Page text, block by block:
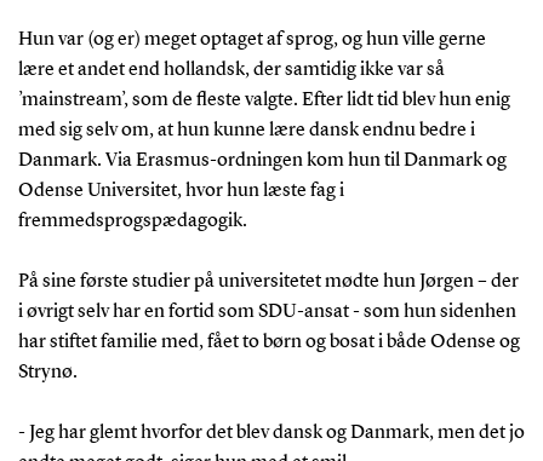
Hun var (og er) meget optaget af sprog, og hun ville gerne
lære et andet end hollandsk, der samtidig ikke var så
’mainstream’, som de fleste valgte. Efter lidt tid blev hun enig
med sig selv om, at hun kunne lære dansk endnu bedre i
Danmark. Via Erasmus-ordningen kom hun til Danmark og
Odense Universitet, hvor hun læste fag i
fremmedsprogspædagogik.
På sine første studier på universitetet mødte hun Jørgen – der
i øvrigt selv har en fortid som SDU-ansat - som hun sidenhen
har stiftet familie med, fået to børn og bosat i både Odense og
Strynø.
- Jeg har glemt hvorfor det blev dansk og Danmark, men det jo